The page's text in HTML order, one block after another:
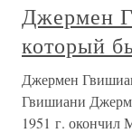
Джермен
который
Джермен
Гвишиани
1951 г. окончил